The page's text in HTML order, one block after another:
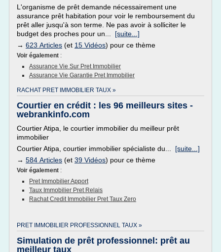
L'organisme de prêt demande nécessairement une
assurance prêt habitation pour voir le remboursement du
prêt aller jusqu'à son terme. Ne pas avoir à solliciter le
budget des proches pour un... [suite...]
→ 623 Articles (et 15 Vidéos) pour ce thème
Voir également :
Assurance Vie Sur Pret Immobilier
Assurance Vie Garantie Pret Immobilier
RACHAT PRET IMMOBILIER TAUX »
Courtier en crédit : les 96 meilleurs sites -
webrankinfo.com
Courtier Atipa, le courtier immobilier du meilleur prêt
immobilier
Courtier Atipa, courtier immobilier spécialiste du... [suite...]
→ 584 Articles (et 39 Vidéos) pour ce thème
Voir également :
Pret Immobilier Apport
Taux Immobilier Pret Relais
Rachat Credit Immobilier Pret Taux Zero
PRET IMMOBILIER PROFESSIONNEL TAUX »
Simulation de prêt professionnel: prêt au
meilleur taux